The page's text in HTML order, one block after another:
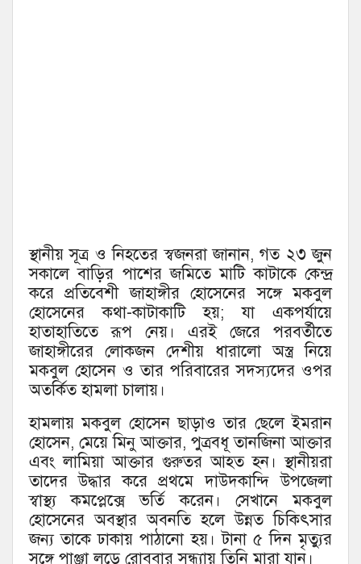
স্থানীয় সূত্র ও নিহতের স্বজনরা জানান, গত ২৩ জুন
সকালে বাড়ির পাশের জমিতে মাটি কাটাকে কেন্দ্র
করে প্রতিবেশী জাহাঙ্গীর হোসেনের সঙ্গে মকবুল
হোসেনের কথা-কাটাকাটি হয়; যা একপর্যায়ে
হাতাহাতিতে রূপ নেয়। এরই জেরে পরবর্তীতে
জাহাঙ্গীরের লোকজন দেশীয় ধারালো অস্ত্র নিয়ে
মকবুল হোসেন ও তার পরিবারের সদস্যদের ওপর
অতর্কিত হামলা চালায়।
হামলায় মকবুল হোসেন ছাড়াও তার ছেলে ইমরান
হোসেন, মেয়ে মিনু আক্তার, পুত্রবধূ তানজিনা আক্তার
এবং লামিয়া আক্তার গুরুতর আহত হন। স্থানীয়রা
তাদের উদ্ধার করে প্রথমে দাউদকান্দি উপজেলা
স্বাস্থ্য কমপ্লেক্সে ভর্তি করেন। সেখানে মকবুল
হোসেনের অবস্থার অবনতি হলে উন্নত চিকিৎসার
জন্য তাকে ঢাকায় পাঠানো হয়। টানা ৫ দিন মৃত্যুর
সঙ্গে পাঞ্জা লড়ে রোববার সন্ধ্যায় তিনি মারা যান।